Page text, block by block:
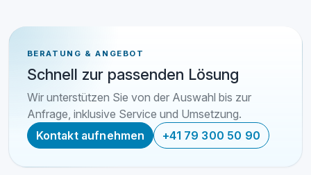
BERATUNG & ANGEBOT
Schnell zur passenden Lösung
Wir unterstützen Sie von der Auswahl bis zur
Anfrage, inklusive Service und Umsetzung.
Kontakt aufnehmen
+41 79 300 50 90